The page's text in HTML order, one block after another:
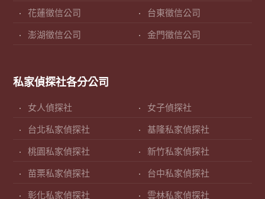
花蓮徵信公司 台東徵信公司
澎湖徵信公司 金門徵信公司
私家偵探社各分公司
女人偵探社 女子偵探社
台北私家偵探社 基隆私家偵探社
桃園私家偵探社 新竹私家偵探社
苗栗私家偵探社 台中私家偵探社
彰化私家偵探社 雲林私家偵探社